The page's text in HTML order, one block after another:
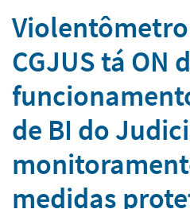
Notícias
CGJUS tá ON
de BI do
medidas